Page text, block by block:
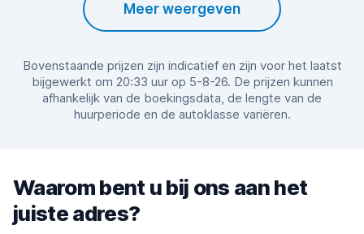
Meer weergeven
Bovenstaande prijzen zijn indicatief en zijn voor het laatst
bijgewerkt om 20:33 uur op 5-8-26. De prijzen kunnen
afhankelijk van de boekingsdata, de lengte van de
huurperiode en de autoklasse variëren.
Waarom bent u bij ons aan het
juiste adres?